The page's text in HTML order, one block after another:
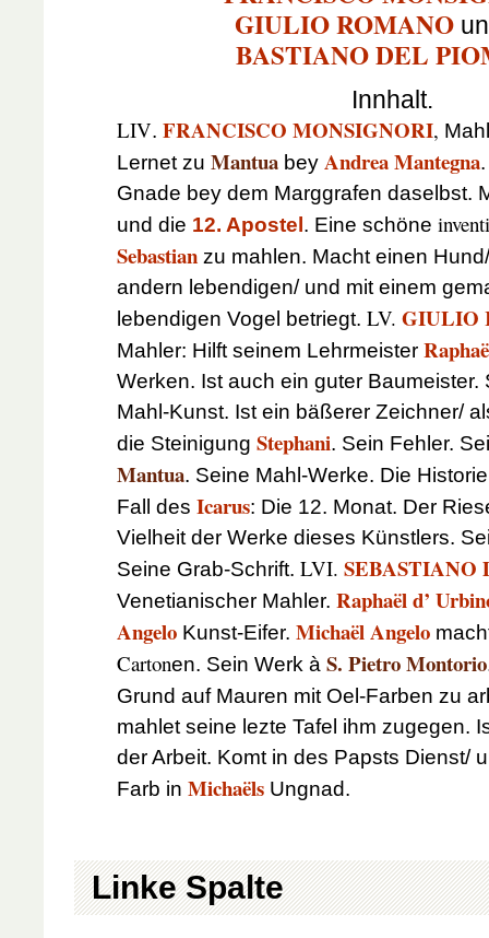
GIULIO ROMANO
BASTIANO DEL
Innhalt.
LIV. FRANCISCO MONSIGNORI,
Lernet zu Mantua bey Andrea Mantegna
Gnade bey dem Marggrafen daselbst.
und die 12. Apostel . Eine schöne
Sebastian zu mahlen. Macht einen
andern lebendigen/ und mit einem
lebendigen Vogel betriegt. LV. GIULIO
Mahler: Hilft seinem Lehrmeister
Werken. Ist auch ein guter Baumeister.
Mahl-Kunst. Ist ein bäßerer Zeichner/
die Steinigung Stephani. Sein Fehler.
Mantua. Seine Mahl-Werke. Die
Fall des Icarus: Die 12. Monat. Der
Vielheit der Werke dieses Künstlers.
Seine Grab-Schrift. LVI. SEBASTIANO
Venetianischer Mahler. Raphaël d’
Angelo Kunst-Eifer. Michaël Angelo
Cartonen. Sein Werk à S. Pietro Montorio
Grund auf Mauren mit Oel-Farben zu
mahlet seine lezte Tafel ihm zugegen.
der Arbeit. Komt in des Papsts Dienst/
Farb in Michaëls Ungnad.
Linke Spalte